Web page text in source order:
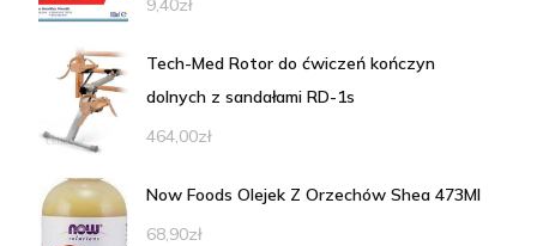
9,40zł
Tech-Med Rotor do ćwiczeń kończyn
dolnych z sandałami RD-1s
464,00zł
Now Foods Olejek Z Orzechów Shea 473Ml
68,90zł